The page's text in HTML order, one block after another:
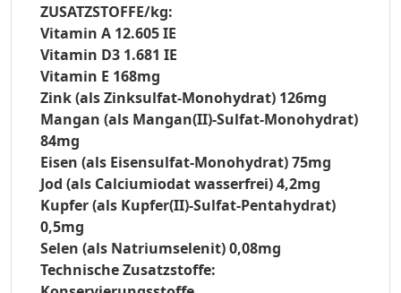
ZUSATZSTOFFE/kg:
Vitamin A 12.605 IE
Vitamin D3 1.681 IE
Vitamin E 168mg
Zink (als Zinksulfat-Monohydrat) 126mg
Mangan (als Mangan(II)-Sulfat-Monohydrat)
84mg
Eisen (als Eisensulfat-Monohydrat) 75mg
Jod (als Calciumiodat wasserfrei) 4,2mg
Kupfer (als Kupfer(II)-Sulfat-Pentahydrat)
0,5mg
Selen (als Natriumselenit) 0,08mg
Technische Zusatzstoffe: